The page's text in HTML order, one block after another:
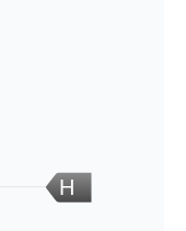
H